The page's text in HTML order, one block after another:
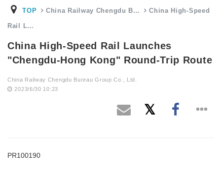
TOP China Railway Chengdu B… China High-Speed
Rail L…
China High-Speed Rail Launches
"Chengdu-Hong Kong" Round-Trip Route
China Railway Chengdu Bureau Group Co., Ltd.
2023/6/30 10:23
PR100190